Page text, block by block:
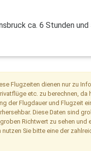
ca. 6 Stunden und
Flugzeiten dienen nur zu
etc. zu berechnen, da
der Flugdauer und Flugzeit
Diese Daten sind
Richtwert zu sehen und
Sie bitte eine der